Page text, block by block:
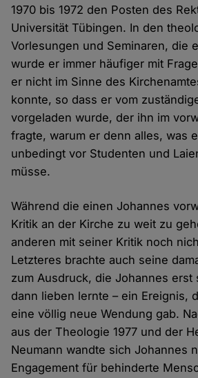
1970 bis 1972 den Posten des
Universität Tübingen. In den
Vorlesungen und Seminaren, die
wurde er immer häufiger mit
er nicht im Sinne des
konnte, so dass er vom
vorgeladen wurde, der ihn im
fragte, warum er denn alles, was
unbedingt vor Studenten und
müsse.
Während die einen Johannes
Kritik an der Kirche zu weit zu
anderen mit seiner Kritik noch
Letzteres brachte auch seine
zum Ausdruck, die Johannes erst
dann lieben lernte – ein Ereignis,
eine völlig neue Wendung gab.
aus der Theologie 1977 und der
Neumann wandte sich Johannes
Engagement für behinderte